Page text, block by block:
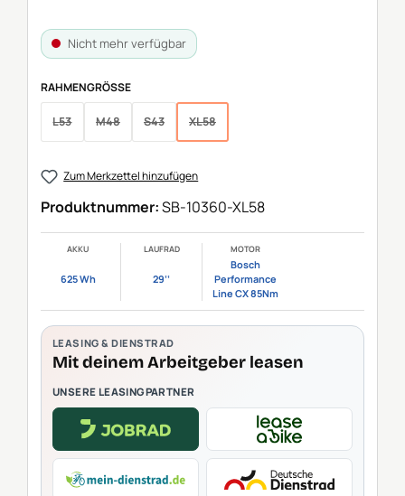
Nicht mehr verfügbar
RAHMENGRÖSSE AUSWÄHLEN
L53 M48 S43 XL58
Zum Merkzettel hinzufügen
Produktnummer:SB-10360-XL58
AKKU
625 Wh
LAUFRAD
29‘‘
MOTOR
Bosch
Performance
Line CX 85Nm
LEASING & DIENSTRAD
Mit deinem Arbeitgeber leasen
UNSERE LEASINGPARTNER